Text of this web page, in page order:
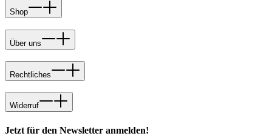
Shop
Über uns
Rechtliches
Widerruf
Jetzt für den Newsletter anmelden!